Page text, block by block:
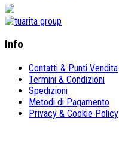
Info
Contatti & Punti Vendita
Termini & Condizioni
Spedizioni
Metodi di Pagamento
Privacy & Cookie Policy